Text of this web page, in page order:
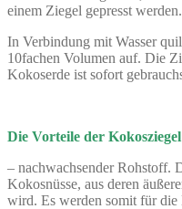
einem Ziegel gepresst werden.
In Verbindung mit Wasser
10fachen Volumen auf. Die
Kokoserde ist sofort
Die Vorteile der
– nachwachsender Rohstoff.
Kokosnüsse, aus deren
wird. Es werden somit für die